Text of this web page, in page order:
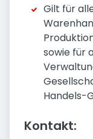
Gilt für
sowie für
Handels-
Kontakt: